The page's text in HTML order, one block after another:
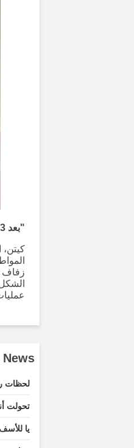
"بعد 3 أشهر حفل زفافي، قد يُلغى"
لحظات
تحولت
يا